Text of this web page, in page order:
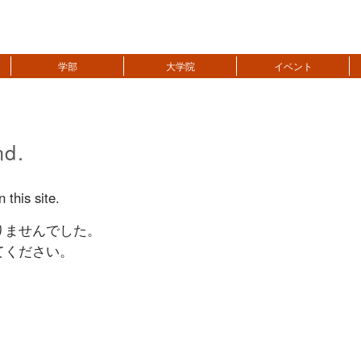
学部 大学院 イベント
this site.
せんでした。
ださい。